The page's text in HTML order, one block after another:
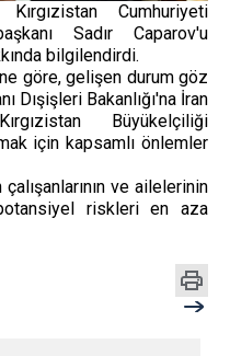
Cumhuriyeti
Sadır Caparov'u
bilgilendirdi.
göre, gelişen durum göz
Dışişleri Bakanlığı'na İran
Büyükelçiliği
için kapsamlı önlemler
ve ailelerinin
riskleri en aza